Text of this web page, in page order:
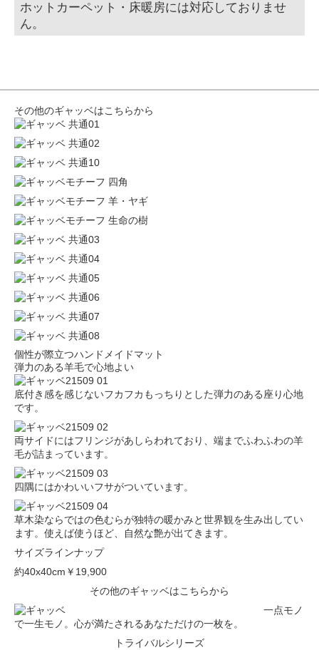
ホットカーペット・床暖房には対応しておりませ
ん。
その他のギャッベはこちらから
個性が際立つハンドメイドマット
弾力のある羊毛で心地よい
底付き感を感じないフカフカもっちりとした弾力のある座り心地
です。
両サイドにはフリンジがあしらわれており、端までふわふわの羊
毛が詰まっています。
四隅にはかわいいフサがついています。
草木染ならではの色むらが独特の暖かみと世界観を生み出してい
ます。使えば使うほど、自然な艶が出てきます。
サイズラインナップ
約40x40cm ￥19,900
その他のギャッベはこちらから
一点モノ
で一生モノ。心が満たされるあなただけの一枚を。
トライバルシリーズ